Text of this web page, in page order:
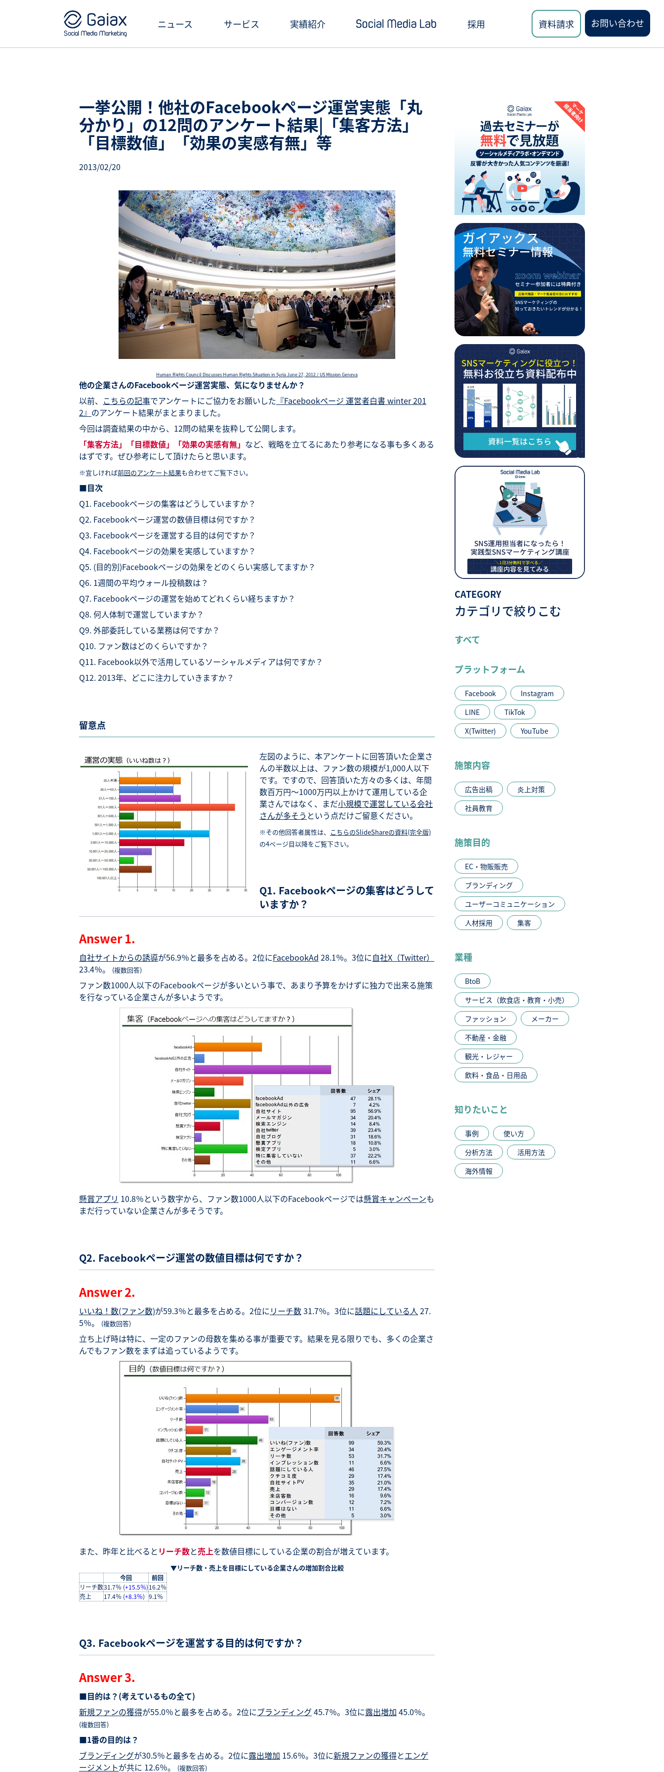
ニュース サービス
クリエイティブ制作・撮影
SNS投稿キャンペーン
インフルエンサーPR
SNS広告運用
SNS勉強会・eラーニング
実績紹介
お役立ち資料ダウンロード
Social Media Lab講座
採用 資料請求 お問い合わせ
一挙公開！他社のFacebookページ運営実態「丸
分かり」の12問のアンケート結果|「集客方法」
「目標数値」「効果の実感有無」等
2013/02/20
Human Rights Council Discusses Human Rights Situation in Syria June 27, 2012 / US Mission Geneva
他の企業さんのFacebookページ運営実態、気になりませんか？
以前、 こちらの記事でアンケートにご協力をお願いした 『Facebookページ 運営者白書 winter 201
2』 のアンケート結果がまとまりました。
今回は調査結果の中から、12問の結果を抜粋して公開します。
「集客方法」「目標数値」「効果の実感有無」 など、戦略を立てるにあたり参考になる事も多くある
はずです。ぜひ参考にして頂けたらと思います。
※宜しければ前回のアンケート結果も合わせてご覧下さい。
■目次
Q1. Facebookページの集客はどうしていますか？
Q2. Facebookページ運営の数値目標は何ですか？
Q3. Facebookページを運営する目的は何ですか？
Q4. Facebookページの効果を実感していますか？
Q5. (目的別)Facebookページの効果をどのくらい実感してますか？
Q6. 1週間の平均ウォール投稿数は？
Q7. Facebookページの運営を始めてどれくらい経ちますか？
Q8. 何人体制で運営していますか？
Q9. 外部委託している業務は何ですか？
Q10. ファン数はどのくらいですか？
Q11. Facebook以外で活用しているソーシャルメディアは何ですか？
Q12. 2013年、どこに注力していきますか？
留意点
左図のように、本アンケートに回答頂いた企業さ
んの半数以上は、ファン数の規模が1,000人以下
です。ですので、回答頂いた方々の多くは、年間
数百万円～1000万円以上かけて運用している企
業さんではなく、まだ小規模で運営している会社
さんが多そう という点だけご留意ください。
※その他回答者属性は、 こちらのSlideShareの資料(完全版)
の4ページ目以降をご覧下さい。
Q1. Facebookページの集客はどうして
いますか？
Answer 1.
自社サイトからの誘導が56.9％と最多を占める。2位にFacebookAd 28.1％。3位に自社X（Twitter）
23.4％。
(複数回答)
ファン数1000人以下のFacebookページが多いという事で、あまり予算をかけずに独力で出来る施策
を行なっている企業さんが多いようです。
懸賞アプリ 10.8％という数字から、ファン数1000人以下のFacebookページでは懸賞キャンペーンも
まだ行っていない企業さんが多そうです。
Q2. Facebookページ運営の数値目標は何ですか？
Answer 2.
いいね！数(ファン数)が59.3％と最多を占める。2位にリーチ数31.7％。3位に話題にしている人 27.
5％。
(複数回答)
立ち上げ時は特に、一定のファンの母数を集める事が重要です。結果を見る限りでも、多くの企業さ
んでもファン数をまずは追っているようです。
また、昨年と比べると リーチ数と売上を数値目標にしている企業の割合が増えています。
▼リーチ数・売上を目標にしている企業さんの増加割合比較
今回
前回
リーチ数31.7％ (+15.5％)16.2％
売上
17.4％ (+8.3％) 9.1％
Q3. Facebookページを運営する目的は何ですか？
Answer 3.
■目的は？(考えているもの全て)
新規ファンの獲得が55.0％と最多を占める。2位にブランディング45.7％。3位に露出増加 45.0％。
(複数回答)
■1番の目的は？
ブランディングが30.5％と最多を占める。2位に露出増加 15.6％。3位に新規ファンの獲得とエンゲ
ージメントが共に 12.6％。 (複数回答)
CATEGORY
カテゴリで絞りこむ
すべて
プラットフォーム
Facebook
Instagram
LINE
TikTok
X(Twitter)
YouTube
施策内容
広告出稿
炎上対策
社員教育
施策目的
EC・物販販売
ブランディング
ユーザーコミュニケーション
人材採用
集客
業種
BtoB
サービス（飲食店・教育・小売）
ファッション
メーカー
不動産・金融
観光・レジャー
飲料・食品・日用品
知りたいこと
事例
使い方
分析方法
活用方法
海外情報